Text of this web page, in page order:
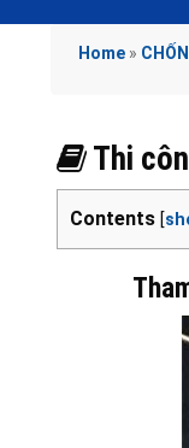
Home »
Thi
Contents [